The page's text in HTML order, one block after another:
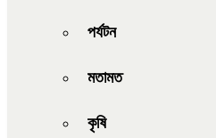
পর্যটন
মতামত
কৃষি